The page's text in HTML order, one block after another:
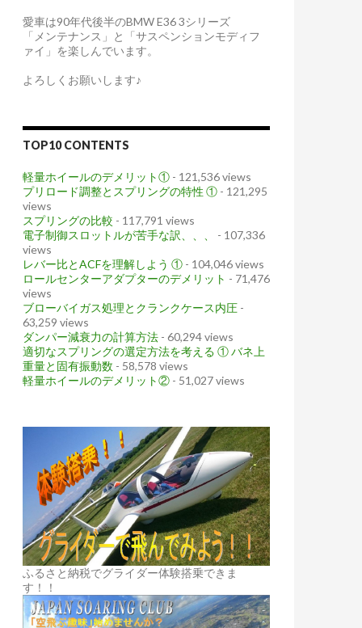
愛車は90年代後半のBMW E36 3シリーズ
「メンテナンス」と「サスペンションモディフ
ァイ」を楽しんでいます。
よろしくお願いします♪
TOP10 CONTENTS
軽量ホイールのデメリット① - 121,536 views
プリロード調整とスプリングの特性 ① - 121,295
views
スプリングの比較 - 117,791 views
電子制御スロットルが苦手な訳、、、
- 107,336
views
レバー比とACFを理解しよう ① - 104,046 views
ロールセンターアダプターのデメリット - 71,476
views
ブローバイガス処理とクランクケース内圧 -
63,259 views
ダンパー減衰力の計算方法 - 60,294 views
適切なスプリングの選定方法を考える ① バネ上
重量と固有振動数 - 58,578 views
軽量ホイールのデメリット② - 51,027 views
ふるさと納税でグライダー体験搭乗できま
す！！